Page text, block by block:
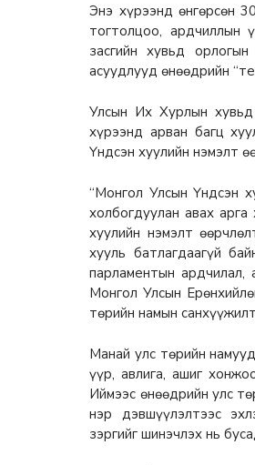
Энэ хүрээнд өнгөрсөн
тогтолцоо, ардчиллын
засгийн хувьд
асуудлууд өнөөдрийн
Улсын Их Хурлын хувьд
хүрээнд арван багц
Үндсэн хуулийн нэмэлт
“Монгол Улсын Үндсэн
холбогдуулан авах
хуулийн нэмэлт
хууль батлагдаагүй
парламентын ардчилал,
Монгол Улсын
төрийн намын
Манай улс төрийн
үүр, авлига, ашиг
Иймээс өнөөдрийн улс
нэр дэвшүүлэлтээс
зэргийг шинэчлэх нь